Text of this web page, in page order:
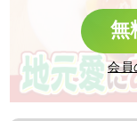
無
会員